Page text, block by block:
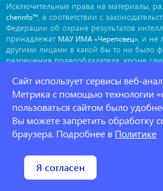
Исключительные права на материалы,
cherinfo™ , в соответствии с
Федерации об охране результатов
принадлежат МАУ ИМА «Череповец» , и
другими лицами в какой бы то ни было
разрешения правообладателя, кроме
ima@cherinfo.ru. Мнение авторов может не
редакции.
При использовании материалов сайта
является прямая, открытая для
страницу, с которой материал
размещаться непосредственно в тексте,
оригинальный материал
Политика конфеденциальности
Сайт использует сервисы веб-
Метрика с помощью технологии
пользоваться сайтом было
Вы можете запретить обработку
браузера. Подробнее в Политике